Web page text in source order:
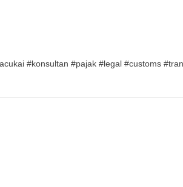
#konsultan #pajak #legal #customs